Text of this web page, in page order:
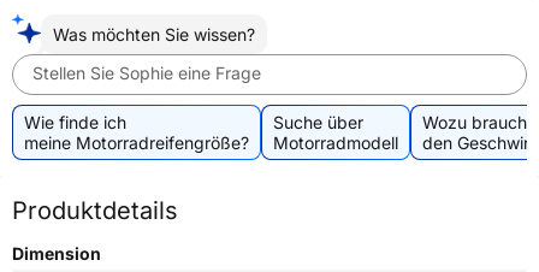
Was möchten Sie wissen?
Stellen Sie Sophie eine Frage
Wie finde ich
meine Motorradreifengröße?
Suche über
Motorradmodell
Wozu
den
Produktdetails
Dimension